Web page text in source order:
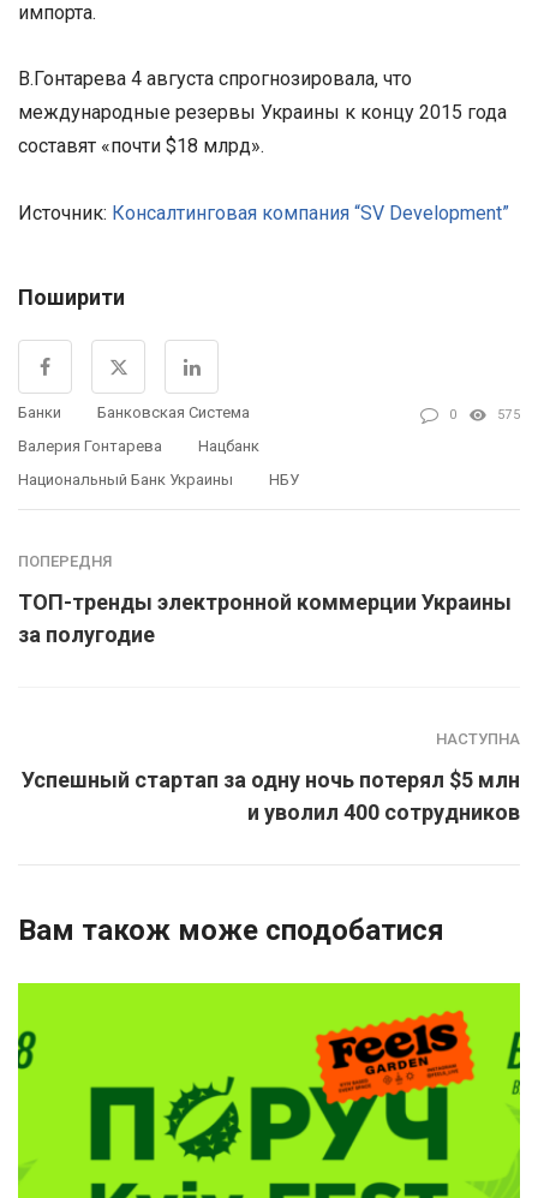
импорта.
В.Гонтарева 4 августа спрогнозировала, что
международные резервы Украины к концу 2015 года
составят «почти $18 млрд».
Источник: Консалтинговая компания “SV Development”
Поширити
Банки
Банковская Система
Валерия Гонтарева
Нацбанк
Национальный Банк Украины
НБУ
0 575
ПОПЕРЕДНЯ
ТОП-тренды электронной коммерции Украины
за полугодие
НАСТУПНА
Успешный стартап за одну ночь потерял $5 млн
и уволил 400 сотрудников
Вам також може сподобатися